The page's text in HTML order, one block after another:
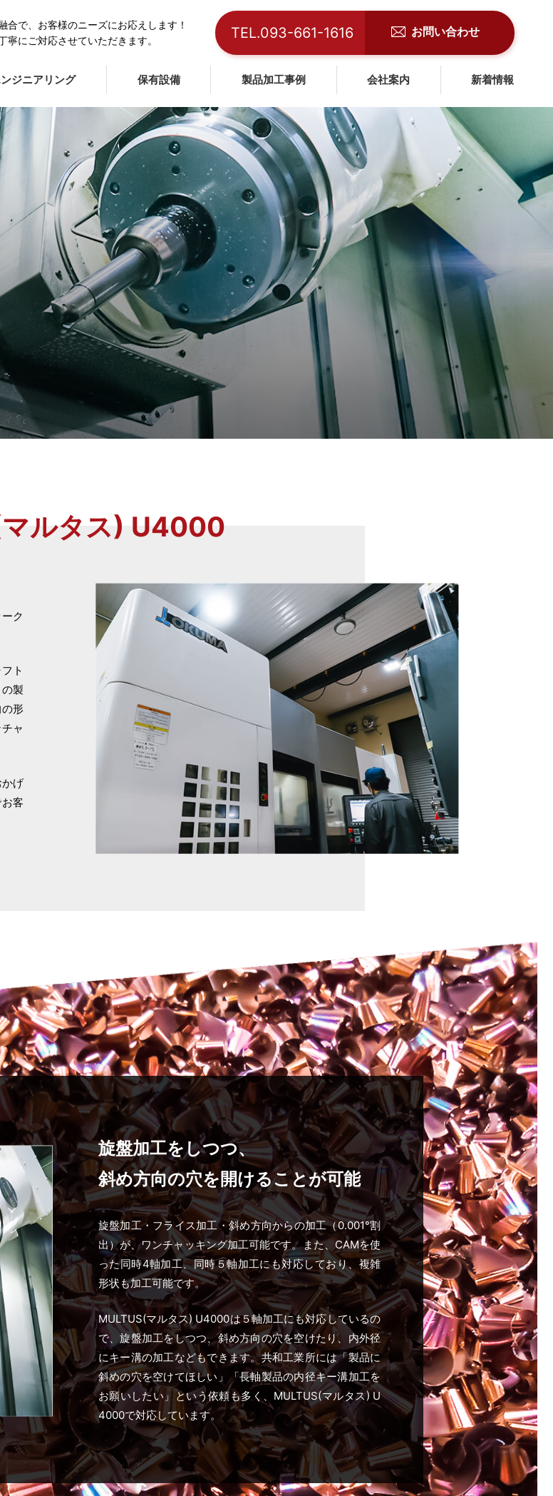
ジニアリング 保有設備 製品加工事例 会社案内 新着情報
合で、お客様のニーズにお応えします！
にご対応させていただきます。
TEL.093-661-1616 お問い合わせ
ルタス) U4000
ク
ト
製
形
ャ
げ
客
旋盤加工をしつつ、
斜め方向の穴を開けることが可能
旋盤加工・フライス加工・斜め方向からの加工（0.001°割
出）が、ワンチャッキング加工可能です。また、CAMを使
った同時4軸加工、同時５軸加工にも対応しており、複雑
形状も加工可能です。
MULTUS(マルタス) U4000は５軸加工にも対応しているの
で、旋盤加工をしつつ、斜め方向の穴を空けたり、内外径
にキー溝の加工などもできます。共和工業所には「製品に
斜めの穴を空けてほしい」「長軸製品の内径キー溝加工を
お願いしたい」という依頼も多く、MULTUS(マルタス) U
4000で対応しています。